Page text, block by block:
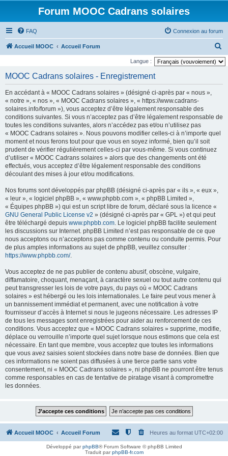
Forum MOOC Cadrans solaires
FAQ Connexion au forum
Accueil MOOC Accueil Forum
e
Langue :
MOOC Cadrans solaires - Enregistrement
En accédant à « MOOC Cadrans solaires » (désigné ci-après par « nous »,
« notre », « nos », « MOOC Cadrans solaires », « https://www.cadrans-
solaires.info/forum »), vous acceptez d’être légalement responsable des
conditions suivantes. Si vous n’acceptez pas d’être légalement responsable de
toutes les conditions suivantes, alors n’accédez pas et/ou n’utilisez pas
« MOOC Cadrans solaires ». Nous pouvons modifier celles-ci à n’importe quel
moment et nous ferons tout pour que vous en soyez informé, bien qu’il soit
prudent de vérifier régulièrement celles-ci par vous-même. Si vous continuez
d’utiliser « MOOC Cadrans solaires » alors que des changements ont été
effectués, vous acceptez d’être légalement responsable des conditions
découlant des mises à jour et/ou modifications.
Nos forums sont développés par phpBB (désigné ci-après par « ils », « eux »,
« leur », « logiciel phpBB », « www.phpbb.com », « phpBB Limited »,
« Équipes phpBB ») qui est un script libre de forum, déclaré sous la licence «
GNU General Public License v2 » (désigné ci-après par « GPL ») et qui peut
être téléchargé depuis www.phpbb.com. Le logiciel phpBB facilite seulement
les discussions sur Internet. phpBB Limited n’est pas responsable de ce que
nous acceptons ou n’acceptons pas comme contenu ou conduite permis. Pour
de plus amples informations au sujet de phpBB, veuillez consulter :
https://www.phpbb.com/.
Vous acceptez de ne pas publier de contenu abusif, obscène, vulgaire,
diffamatoire, choquant, menaçant, à caractère sexuel ou tout autre contenu qui
peut transgresser les lois de votre pays, du pays où « MOOC Cadrans
solaires » est hébergé ou les lois internationales. Le faire peut vous mener à
un bannissement immédiat et permanent, avec une notification à votre
fournisseur d’accès à Internet si nous le jugeons nécessaire. Les adresses IP
de tous les messages sont enregistrées pour aider au renforcement de ces
conditions. Vous acceptez que « MOOC Cadrans solaires » supprime, modifie,
déplace ou verrouille n’importe quel sujet lorsque nous estimons que cela est
nécessaire. En tant que membre, vous acceptez que toutes les informations
que vous avez saisies soient stockées dans notre base de données. Bien que
ces informations ne soient pas diffusées à une tierce partie sans votre
consentement, ni « MOOC Cadrans solaires », ni phpBB ne pourront être tenus
comme responsables en cas de tentative de piratage visant à compromettre
les données.
Accueil MOOC Accueil Forum Heures au format UTC+02:00
Développé parphpBB® Forum Software © phpBB Limited
Traduit parphpBB-fr.com